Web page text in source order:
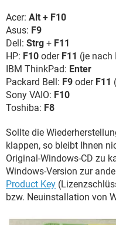
Acer: Alt + F10
Asus: F9
Dell: Strg + F11
HP: F10 oder F11 (je nach
IBM ThinkPad: Enter
Packard Bell: F9 oder F11
Sony VAIO: F10
Toshiba: F8
Sollte die
klappen, so bleibt Ihnen
Original-Windows-CD zu
Windows-Version zur
Product Key
bzw. Neuinstallation von